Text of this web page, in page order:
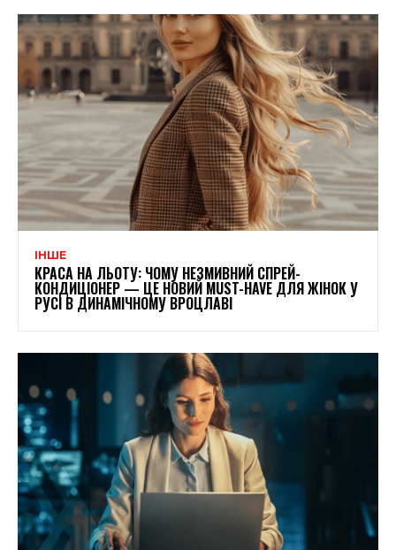
ІНШЕ
КРАСА НА ЛЬОТУ: ЧОМУ НЕЗМИВНИЙ СПРЕЙ-
КОНДИЦІОНЕР — ЦЕ НОВИЙ MUST-HAVE ДЛЯ ЖІНОК У
РУСІ В ДИНАМІЧНОМУ ВРОЦЛАВІ